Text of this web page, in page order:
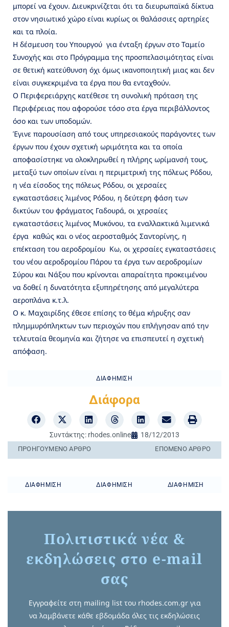
μπορεί να έχουν. Διευκρινίζεται ότι τα διευρωπαϊκά δίκτυα
στον νησιωτικό χώρο είναι κυρίως οι θαλάσσιες αρτηρίες
και τα πλοία.
Η δέσμευση του Υπουργού για ένταξη έργων στο Ταμείο
Συνοχής και στο Πρόγραμμα της προσπελασιμότητας είναι
σε θετική κατεύθυνση όχι όμως ικανοποιητική μιας και δεν
είναι συγκεκριμένα τα έργα που θα ενταχθούν.
Ο Περιφερειάρχης κατέθεσε τη συνολική πρόταση της
Περιφέρειας που αφορούσε τόσο στα έργα περιβάλλοντος
όσο και των υποδομών.
Έγινε παρουσίαση από τους υπηρεσιακούς παράγοντες των
έργων που έχουν σχετική ωριμότητα και τα οποία
αποφασίστηκε να ολοκληρωθεί η πλήρης ωρίμανσή τους,
μεταξύ των οποίων είναι η περιμετρική της πόλεως Ρόδου,
η νέα είσοδος της πόλεως Ρόδου, οι χερσαίες
εγκαταστάσεις λιμένος Ρόδου, η δεύτερη φάση των
δικτύων του φράγματος Γαδουρά, οι χερσαίες
εγκαταστάσεις λιμένος Μυκόνου, τα εναλλακτικά λιμενικά
έργα καθώς και ο νέος αεροσταθμός Σαντορίνης, η
επέκταση του αεροδρομίου Κω, οι χερσαίες εγκαταστάσεις
του νέου αεροδρομίου Πάρου τα έργα των αεροδρομίων
Σύρου και Νάξου που κρίνονται απαραίτητα προκειμένου
να δοθεί η δυνατότητα εξυπηρέτησης από μεγαλύτερα
αεροπλάνα κ.τ.λ.
Ο κ. Μαχαιρίδης έθεσε επίσης το θέμα κήρυξης σαν
πλημμυρόπληκτων των περιοχών που επλήγησαν από την
τελευταία θεομηνία και ζήτησε να επισπευτεί η σχετική
απόφαση.
ΔΙΑΦΉΜΙΣΗ
Διάφορα
Συντάκτης: rhodes.online 18/12/2013
ΠΡΟΗΓΟΎΜΕΝO ΆΡΘΡΟ ΕΠΌΜΕΝΟ ΆΡΘΡΟ
ΔΙΑΦΉΜΙΣΗ ΔΙΑΦΉΜΙΣΗ ΔΙΑΦΉΜΙΣΗ
Πολιτιστικά νέα &
εκδηλώσεις στο e-mail
σας
Εγγραφείτε στη mailing list του rhodes.com.gr για
να λαμβάνετε κάθε εβδομάδα όλες τις εκδηλώσεις